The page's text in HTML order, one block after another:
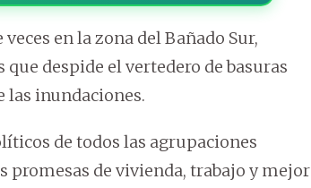
en la zona del Bañado Sur,
despide el vertedero de basuras
las inundaciones.
de todos las agrupaciones
promesas de vivienda, trabajo y mejor